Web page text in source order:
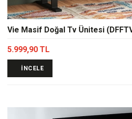
Vie Masif Doğal Tv Ünitesi
5.999,90 TL
İNCELE